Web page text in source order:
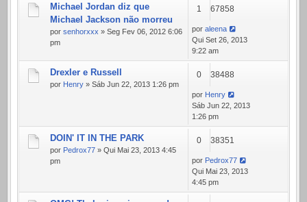
Michael Jordan diz que
Michael Jackson não morreu
por senhorxxx » Seg Fev 06, 2012 6:06
pm
1 67858
por aleena
Qui Set 26, 2013
9:22 am
Drexler e Russell
por Henry » Sáb Jun 22, 2013 1:26 pm
0 38488
por Henry
Sáb Jun 22, 2013
1:26 pm
DOIN' IT IN THE PARK
por Pedrox77 » Qui Mai 23, 2013 4:45
pm
0 38351
por Pedrox77
Qui Mai 23, 2013
4:45 pm